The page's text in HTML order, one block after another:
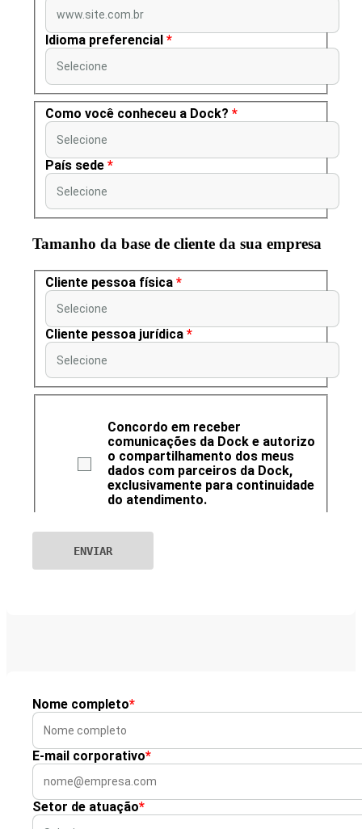
www.site.com.br
Idioma preferencial *
Selecione
Como você conheceu a Dock? *
Selecione
País sede *
Selecione
Tamanho da base de cliente da sua empresa
Cliente pessoa física *
Selecione
Cliente pessoa jurídica *
Selecione
Concordo em receber
comunicações da Dock e autorizo
o compartilhamento dos meus
dados com parceiros da Dock,
exclusivamente para continuidade
do atendimento.
Nome completo*
E-mail corporativo*
Setor de atuação*